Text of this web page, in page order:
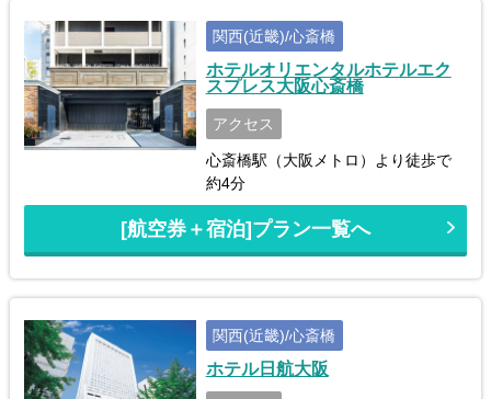
関西(近畿)/心斎橋
ホテルオリエンタルホテルエク
スプレス大阪心斎橋
アクセス
心斎橋駅（大阪メトロ）より徒歩で
約4分
[航空券＋宿泊]プラン一覧へ
関西(近畿)/心斎橋
ホテル日航大阪